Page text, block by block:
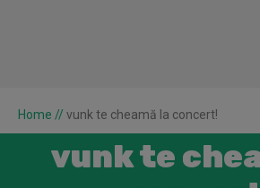
Home // vunk te cheamă la concert!
vunk te